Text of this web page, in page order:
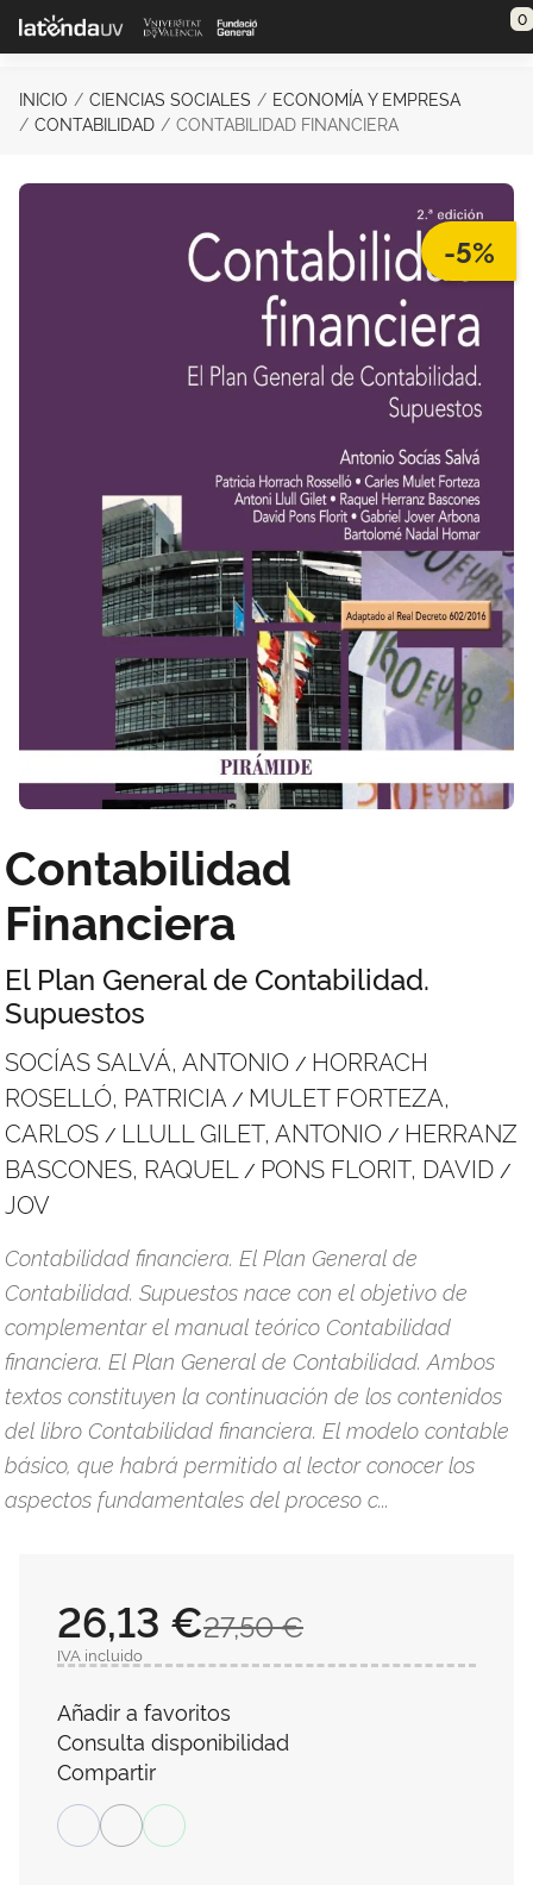
Saltar al contenido principal 0
INICIO CIENCIAS SOCIALES
ECONOMÍA Y EMPRESA
CONTABILIDAD
CONTABILIDAD FINANCIERA
-5%
Contabilidad
Financiera
El Plan General de Contabilidad.
Supuestos
SOCÍAS SALVÁ, ANTONIO / HORRACH
ROSELLÓ, PATRICIA / MULET FORTEZA,
CARLOS / LLULL GILET, ANTONIO / HERRANZ
BASCONES, RAQUEL
/ PONS FLORIT, DAVID /
JOV
Contabilidad financiera. El Plan General de
Contabilidad. Supuestos nace con el objetivo de
complementar el manual teórico Contabilidad
financiera. El Plan General de Contabilidad. Ambos
textos constituyen la continuación de los contenidos
del libro Contabilidad financiera. El modelo contable
básico, que habrá permitido al lector conocer los
aspectos fundamentales del proceso c...
27,50 €
26,13 €
IVA incluido
Añadir a favoritos
Consulta disponibilidad
Compartir